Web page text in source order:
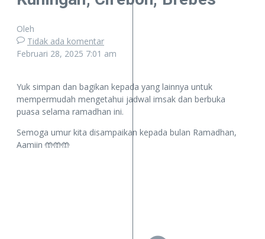
Oleh
Tidak ada komentar
Februari 28, 2025 7:01 am
Yuk simpan dan bagikan kepada yang lainnya untuk
mempermudah mengetahui jadwal imsak dan berbuka
puasa selama ramadhan ini.
Semoga umur kita disampaikan kepada bulan Ramadhan,
Aamiin 🤲🤲🤲